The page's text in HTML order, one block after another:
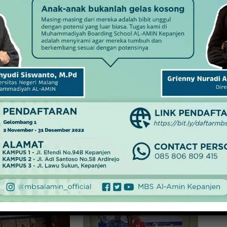
dan yang terpenting adalah bagaimana menjaga
terus mampu kita bangun bersama,” demikian Agus